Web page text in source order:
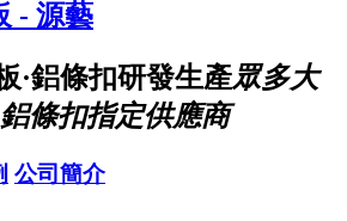
·鋁條扣研發生產眾多大
條扣指定供應商
公司簡介